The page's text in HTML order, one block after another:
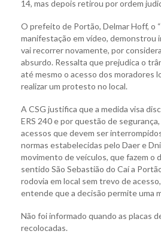
14, mas depois retirou por ordem
O prefeito de Portão, Delmar Hoff, o
manifestação em vídeo, demonstrou
vai recorrer novamente, por
absurdo. Ressalta que prejudica o
até mesmo o acesso dos moradores
realizar um protesto no local.
A CSG justifica que a medida visa
ERS 240 e por questão de
acessos que devem ser
normas estabelecidas pelo Daer e
movimento de veículos, que fazem o
sentido São Sebastião do Caí a
rodovia em local sem trevo de
entende que a decisão permite uma
Não foi informado quando as placas
recolocadas.